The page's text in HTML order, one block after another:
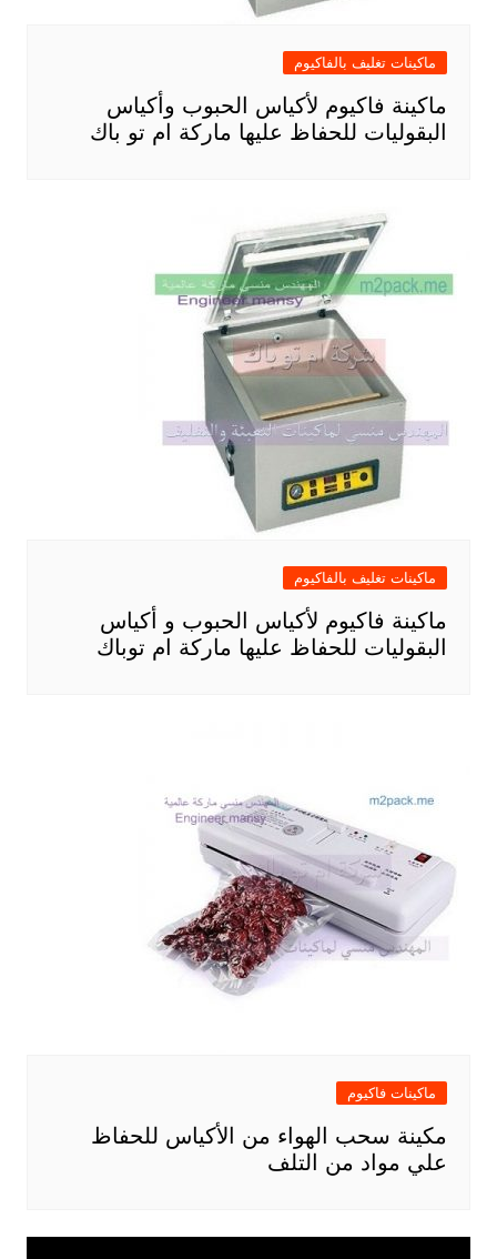
ماكينات تغليف بالفاكيوم
ماكينة فاكيوم لأكياس الحبوب وأكياس
البقوليات للحفاظ عليها ماركة ام تو باك
ماكينات تغليف بالفاكيوم
ماكينة فاكيوم لأكياس الحبوب و أكياس
البقوليات للحفاظ عليها ماركة ام توباك
ماكينات فاكيوم
مكينة سحب الهواء من الأكياس للحفاظ
علي مواد من التلف